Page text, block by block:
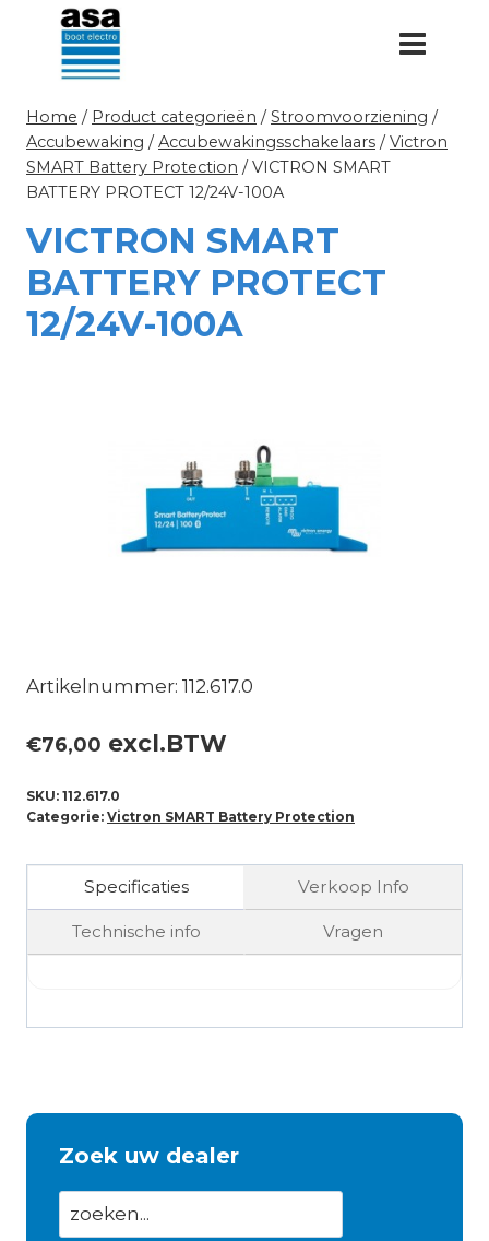
Doorgaan
inhoud
Home / Product categorieën / Stroomvoorziening /
Accubewaking / Accubewakingsschakelaars / Victron
SMART Battery Protection / VICTRON SMART
BATTERY PROTECT 12/24V-100A
VICTRON SMART
BATTERY PROTECT
12/24V-100A
Artikelnummer: 112.617.0
€76,00 excl.BTW
SKU: 112.617.0
Categorie: Victron SMART Battery Protection
Specificaties Verkoop Info
Technische info Vragen
Zoek uw dealer